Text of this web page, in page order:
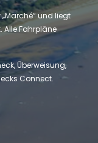
und liegt
Fahrpläne
Überweisung,
Connect.